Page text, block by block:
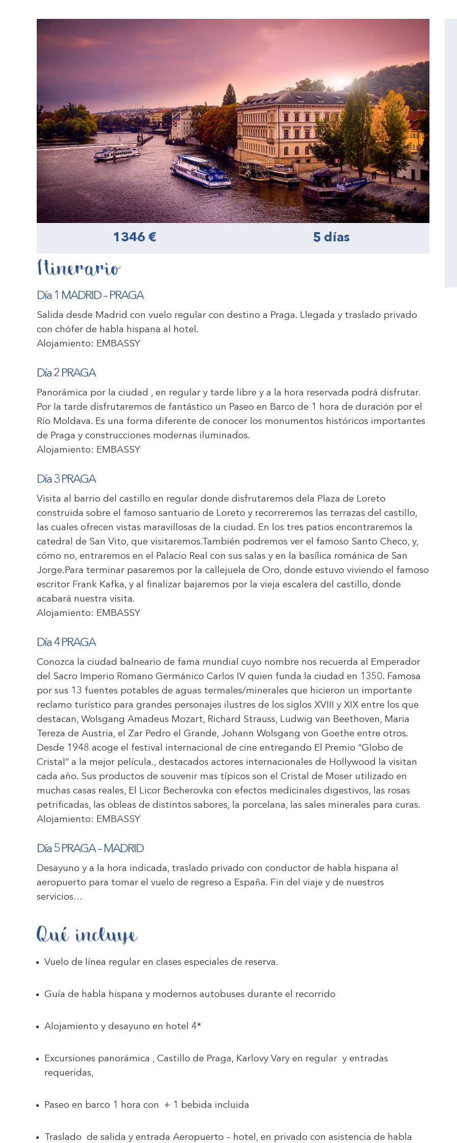
1346 € 5 días
Itinerario
Día 1 MADRID – PRAGA
Salida desde Madrid con vuelo regular con destino a Praga. Llegada y traslado privado
con chófer de habla hispana al hotel.
Alojamiento: EMBASSY
Día 2 PRAGA
Panorámica por la ciudad , en regular y tarde libre y a la hora reservada podrá disfrutar.
Por la tarde disfrutaremos de fantástico un Paseo en Barco de 1 hora de duración por el
Río Moldava. Es una forma diferente de conocer los monumentos históricos importantes
de Praga y construcciones modernas iluminados.
Alojamiento: EMBASSY
Día 3 PRAGA
Visita al barrio del castillo en regular donde disfrutaremos dela Plaza de Loreto
construida sobre el famoso santuario de Loreto y recorreremos las terrazas del castillo,
las cuales ofrecen vistas maravillosas de la ciudad. En los tres patios encontraremos la
catedral de San Vito, que visitaremos.También podremos ver el famoso Santo Checo, y,
cómo no, entraremos en el Palacio Real con sus salas y en la basílica románica de San
Jorge.Para terminar pasaremos por la callejuela de Oro, donde estuvo viviendo el famoso
escritor Frank Kafka, y al finalizar bajaremos por la vieja escalera del castillo, donde
acabará nuestra visita.
Alojamiento: EMBASSY
Día 4 PRAGA
Conozca la ciudad balneario de fama mundial cuyo nombre nos recuerda al Emperador
del Sacro Imperio Romano Germánico Carlos IV quien funda la ciudad en 1350. Famosa
por sus 13 fuentes potables de aguas termales/minerales que hicieron un importante
reclamo turístico para grandes personajes ilustres de los siglos XVIII y XIX entre los que
destacan, Wolsgang Amadeus Mozart, Richard Strauss, Ludwig van Beethoven, Maria
Tereza de Austria, el Zar Pedro el Grande, Johann Wolsgang von Goethe entre otros.
Desde 1948 acoge el festival internacional de cine entregando El Premio “Globo de
Cristal” a la mejor película., destacados actores internacionales de Hollywood la visitan
cada aňo. Sus productos de souvenir mas típicos son el Cristal de Moser utilizado en
muchas casas reales, El Licor Becherovka con efectos medicinales digestivos, las rosas
petrificadas, las obleas de distintos sabores, la porcelana, las sales minerales para curas.
Alojamiento: EMBASSY
Día 5 PRAGA – MADRID
Desayuno y a la hora indicada, traslado privado con conductor de habla hispana al
aeropuerto para tomar el vuelo de regreso a España. Fin del viaje y de nuestros
servicios…
Qué incluye
Vuelo de línea regular en clases especiales de reserva.
Guía de habla hispana y modernos autobuses durante el recorrido
Alojamiento y desayuno en hotel 4*
Excursiones panorámica , Castillo de Praga, Karlovy Vary en regular y entradas
requeridas,
Paseo en barco 1 hora con + 1 bebida incluida
Traslado de salida y entrada Aeropuerto – hotel, en privado con asistencia de habla